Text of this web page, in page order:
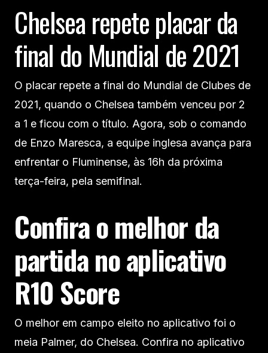
Chelsea repete placar da
final do Mundial de 2021
O placar repete a final do Mundial de Clubes de
2021, quando o Chelsea também venceu por 2
a 1 e ficou com o título. Agora, sob o comando
de Enzo Maresca, a equipe inglesa avança para
enfrentar o Fluminense, às 16h da próxima
terça-feira, pela semifinal.
Confira o melhor da
partida no aplicativo
R10 Score
O melhor em campo eleito no aplicativo foi o
meia Palmer, do Chelsea. Confira no aplicativo